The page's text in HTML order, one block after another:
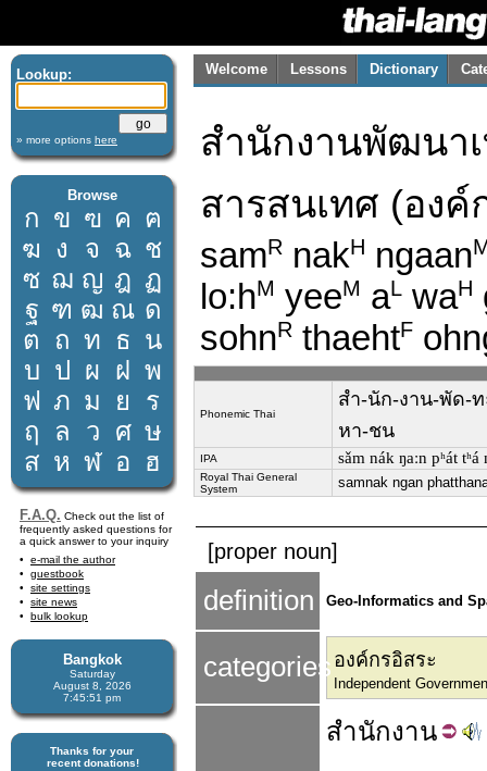
Lookup:
» more options here
Browse
ก ข ฃ ค ฅ
ฆ ง จ ฉ ช
ซ ฌ ญ ฎ ฏ
ฐ ฑ ฒ ณ ด
ต ถ ท ธ น
บ ป ผ ฝ พ
ฟ ภ ม ย
ร
ฤ
ล ว ศ ษ
ส ห ฬ อ ฮ
F.A.Q. Check out the list of
frequently asked questions for
a quick answer to your inquiry
e-mail the author
guestbook
site settings
site news
bulk lookup
Bangkok
Saturday
August 8, 2026
7:45:51 pm
Thanks for your
recent donations!
Welcome Lessons Dictionary
สำนักงานพัฒนา
สารสนเทศ (อง
samR nakH ngaan
lo:hM yeeM aL waH
sohnR thaehtF
Phonemic Thai
สำ-นัก-งาน-พัด-
หา-ชน
IPA sǎm nák ŋaːn pʰát tʰá
Royal Thai General
System
samnak ngan
[proper noun]
definition Geo-Informatics and
categories องค์กรอิสระ
Independent
สำนักงาน